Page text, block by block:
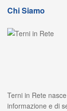
Chi Siamo
Terni in Rete
informazione e di